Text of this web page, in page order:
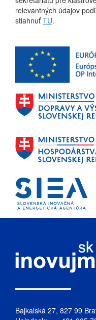
relevantných údajov
stiahnuťTU.
Bajkalská 27, 827 99